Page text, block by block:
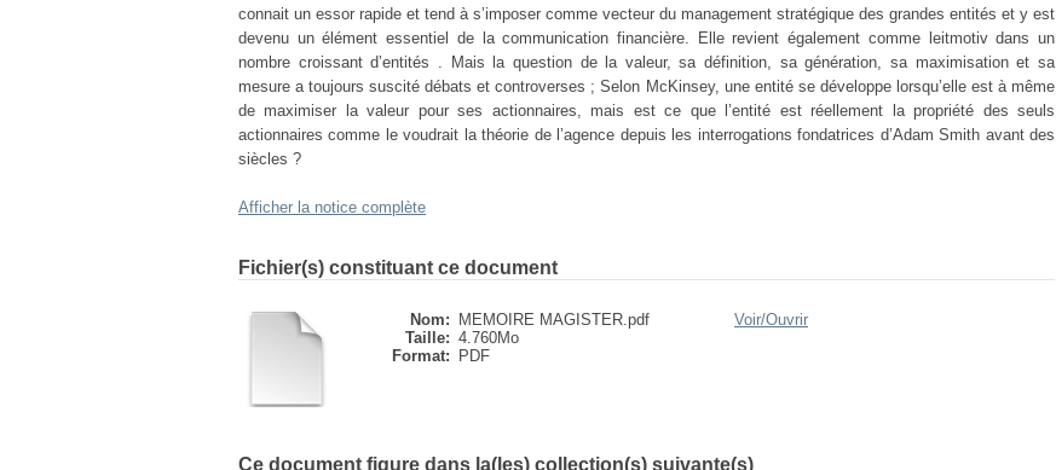
connait un essor rapide et tend à s’imposer comme vecteur du management stratégique des grandes entités et y est
devenu un élément essentiel de la communication financière. Elle revient également comme leitmotiv dans un
nombre croissant d’entités . Mais la question de la valeur, sa définition, sa génération, sa maximisation et sa
mesure a toujours suscité débats et controverses ; Selon McKinsey, une entité se développe lorsqu’elle est à même
de maximiser la valeur pour ses actionnaires, mais est ce que l’entité est réellement la propriété des seuls
actionnaires comme le voudrait la théorie de l’agence depuis les interrogations fondatrices d’Adam Smith avant des
siècles ?
Afficher la notice complète
Fichier(s) constituant ce document
Nom:
MEMOIRE MAGISTER.pdf
Taille: 4.760Mo
Format:
PDF
Voir/Ouvrir
Ce document figure dans la(les) collection(s) suivante(s)